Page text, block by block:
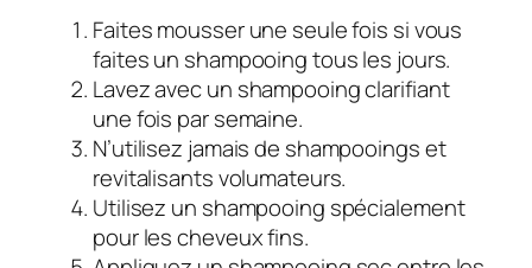
Faites mousser une seule fois si vous
faites un shampooing tous les jours.
Lavez avec un shampooing clarifiant
une fois par semaine.
N’utilisez jamais de shampooings et
revitalisants volumateurs.
Utilisez un shampooing spécialement
pour les cheveux fins.